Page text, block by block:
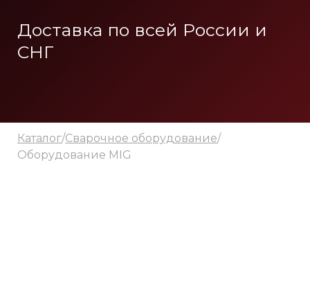
Доставка по всей России и
СНГ
Каталог/Сварочное оборудование/
Оборудование MIG